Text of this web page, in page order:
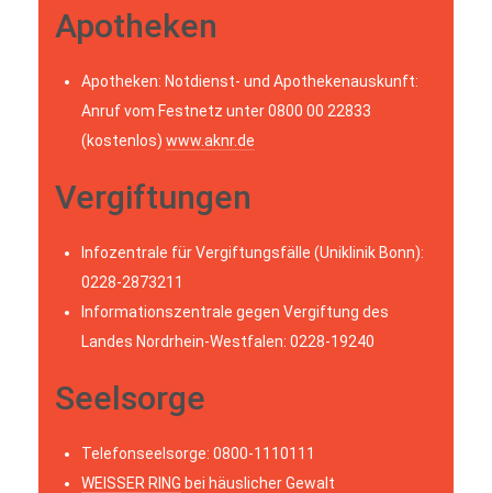
Apotheken
Apotheken: Notdienst- und Apothekenauskunft:
Anruf vom Festnetz unter 0800 00 22833
(kostenlos) www.aknr.de
Vergiftungen
Infozentrale für Vergiftungsfälle (Uniklinik Bonn):
0228-2873211
Informationszentrale gegen Vergiftung des
Landes Nordrhein-Westfalen: 0228-19240
Seelsorge
Telefonseelsorge: 0800-1110111
WEISSER RING bei häuslicher Gewalt